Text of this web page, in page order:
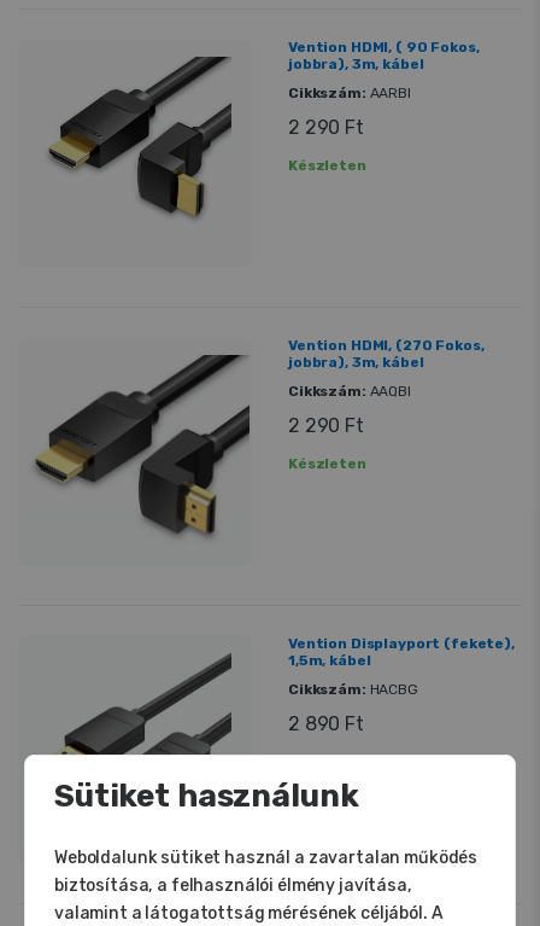
Vention HDMI, ( 90 Fokos,
jobbra), 3m, kábel
Cikkszám: AARBI
2 290 Ft
Készleten
Vention HDMI, (270 Fokos,
jobbra), 3m, kábel
Cikkszám: AAQBI
2 290 Ft
Készleten
Vention Displayport (fekete),
1,5m, kábel
Cikkszám: HACBG
2 890 Ft
Sütiket használunk
Weboldalunk sütiket használ a zavartalan működés
biztosítása, a felhasználói élmény javítása,
valamint a látogatottság mérésének céljából. A